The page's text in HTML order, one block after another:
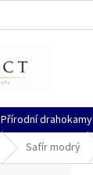
Přírodní drahokamy
Safír modrý